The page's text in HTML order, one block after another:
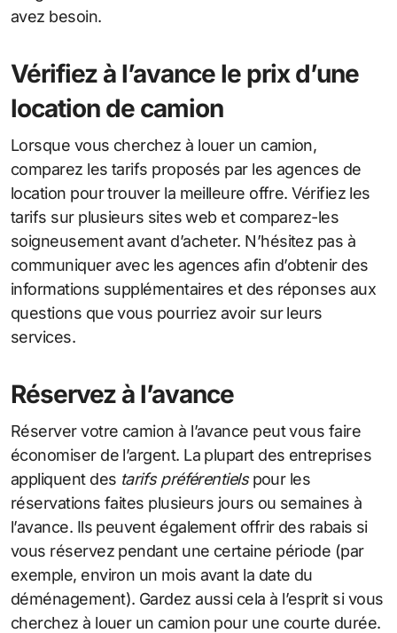
avez besoin.
Vérifiez à l’avance le prix d’une
location de camion
Lorsque vous cherchez à louer un camion,
comparez les tarifs proposés par les agences de
location pour trouver la meilleure offre. Vérifiez les
tarifs sur plusieurs sites web et comparez-les
soigneusement avant d’acheter. N’hésitez pas à
communiquer avec les agences afin d’obtenir des
informations supplémentaires et des réponses aux
questions que vous pourriez avoir sur leurs
services.
Réservez à l’avance
Réserver votre camion à l’avance peut vous faire
économiser de l’argent. La plupart des entreprises
appliquent des tarifs préférentielspour les
réservations faites plusieurs jours ou semaines à
l’avance. Ils peuvent également offrir des rabais si
vous réservez pendant une certaine période (par
exemple, environ un mois avant la date du
déménagement). Gardez aussi cela à l’esprit si vous
cherchez à louer un camion pour une courte durée.